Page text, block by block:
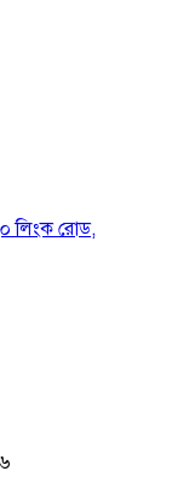
লিংক রোড,